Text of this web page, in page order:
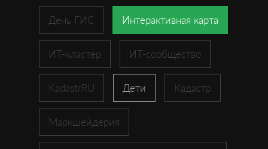
День ГИС Интерактивная карта
ИТ-кластер ИТ-сообщество
KadastrRU Дети Кадастр
Маркшейдерия